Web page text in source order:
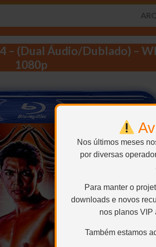
Nos últimos meses
por diversas
Para manter o
downloads e novos
nos planos VIP
Também estamos
– (Dual Áudio/Dublado) –
1080p